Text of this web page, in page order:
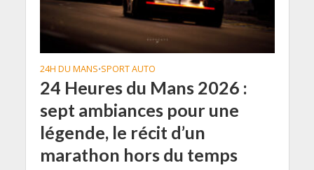
24H DU MANS•SPORT AUTO
24 Heures du Mans 2026 :
sept ambiances pour une
légende, le récit d’un
marathon hors du temps